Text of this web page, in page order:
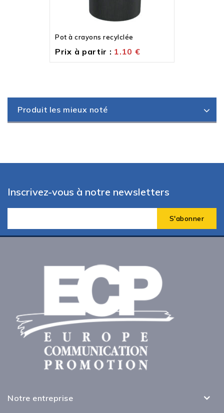
Pot à crayons recylclée
Prix à partir : 1.10 €
Produit les mieux noté
Inscrivez-vous à notre newsletters
Notre entreprise